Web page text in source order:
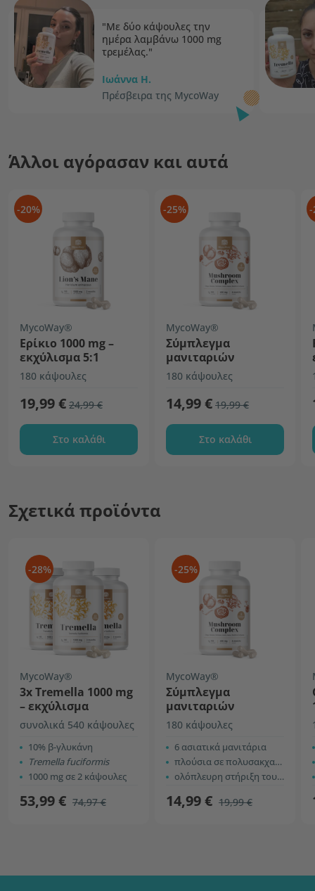
"Με δύο κάψουλες την
ημέρα λαμβάνω 1000 mg
τρεμέλας."
Ιωάννα Η.
Πρέσβειρα της MycoWay
Άλλοι αγόρασαν και αυτά
-20%
MycoWay®
Ερίκιο 1000 mg –
εκχύλισμα 5:1
180 κάψουλες
19,99 € 24,99 €
Στο καλάθι
-25%
MycoWay®
Σύμπλεγμα
μανιταριών
180 κάψουλες
14,99 € 19,99 €
Στο καλάθι
-
Σχετικά προϊόντα
-28%
MycoWay®
3x Tremella 1000 mg
– εκχύλισμα
συνολικά 540 κάψουλες
10% β-γλυκάνη
Tremella fuciformis
1000 mg σε 2 κάψουλες
53,99 € 74,97 €
-25%
MycoWay®
Σύμπλεγμα
μανιταριών
180 κάψουλες
6 ασιατικά μανιτάρια
πλούσια σε πολυσακχαρίτες
ολόπλευρη στήριξη του σώματος
14,99 € 19,99 €